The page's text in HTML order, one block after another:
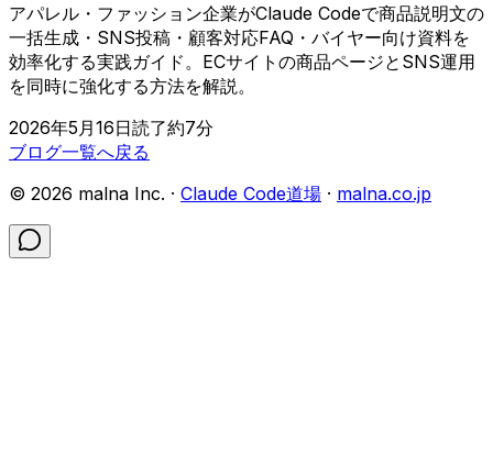
アパレル・ファッション企業がClaude Codeで商品説明文の
一括生成・SNS投稿・顧客対応FAQ・バイヤー向け資料を
効率化する実践ガイド。ECサイトの商品ページとSNS運用
を同時に強化する方法を解説。
2026年5月16日読了約7分
ブログ一覧へ戻る
© 2026 malna Inc. · Claude Code道場 · malna.co.jp